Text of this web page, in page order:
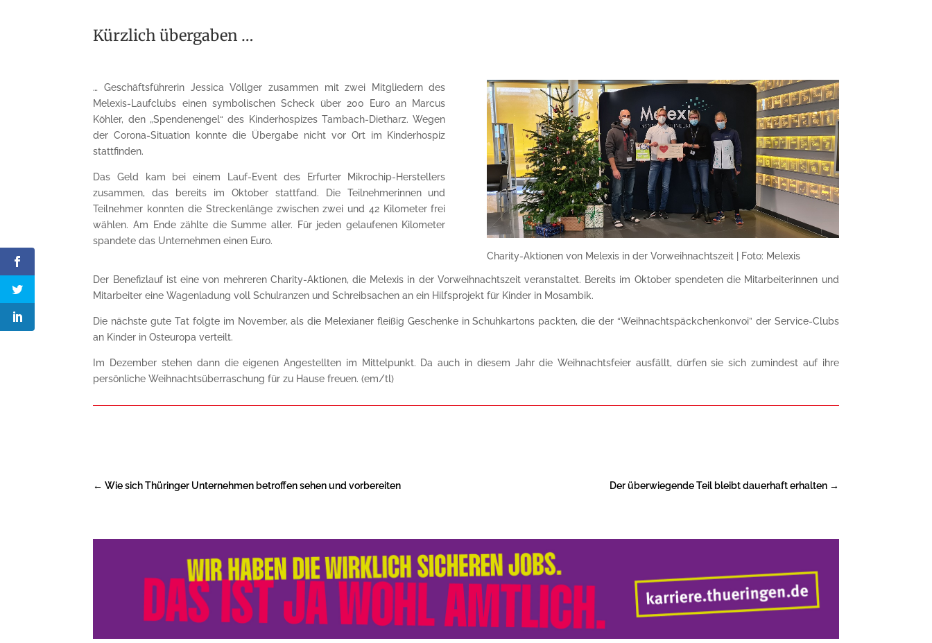
Kürzlich übergaben …
… Geschäftsführerin Jessica Völlger zusammen mit zwei Mitgliedern des
Melexis-Laufclubs einen symbolischen Scheck über 200 Euro an Marcus
Köhler, den „Spendenengel“ des Kinderhospizes Tambach-Dietharz. Wegen
der Corona-Situation konnte die Übergabe nicht vor Ort im Kinderhospiz
stattfinden.
Das Geld kam bei einem Lauf-Event des Erfurter Mikrochip-Herstellers
zusammen, das bereits im Oktober stattfand. Die Teilnehmerinnen und
Teilnehmer konnten die Streckenlänge zwischen zwei und 42 Kilometer frei
wählen. Am Ende zählte die Summe aller. Für jeden gelaufenen Kilometer
spandete das Unternehmen einen Euro.
Charity-Aktionen von Melexis in der Vorweihnachtszeit | Foto: Melexis
Der Benefizlauf ist eine von mehreren Charity-Aktionen, die Melexis in der Vorweihnachtszeit veranstaltet. Bereits im Oktober spendeten die Mitarbeiterinnen und
Mitarbeiter eine Wagenladung voll Schulranzen und Schreibsachen an ein Hilfsprojekt für Kinder in Mosambik.
Die nächste gute Tat folgte im November, als die Melexianer fleißig Geschenke in Schuhkartons packten, die der “Weihnachtspäckchenkonvoi” der Service-Clubs
an Kinder in Osteuropa verteilt.
Im Dezember stehen dann die eigenen Angestellten im Mittelpunkt. Da auch in diesem Jahr die Weihnachtsfeier ausfällt, dürfen sie sich zumindest auf ihre
persönliche Weihnachtsüberraschung für zu Hause freuen. (em/tl)
←Wie sich Thüringer Unternehmen betroffen sehen und vorbereiten Der überwiegende Teil bleibt dauerhaft erhalten→